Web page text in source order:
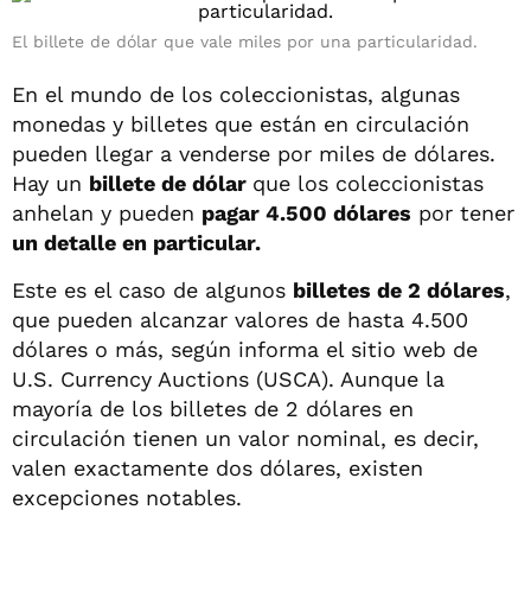
El billete de dólar que vale miles por una particularidad.
En el mundo de los coleccionistas, algunas
monedas y billetes que están en circulación
pueden llegar a venderse por miles de dólares.
Hay un billete de dólar que los coleccionistas
anhelan y pueden pagar 4.500 dólares por tener
un detalle en particular.
Este es el caso de algunos billetes de 2 dólares,
que pueden alcanzar valores de hasta 4.500
dólares o más, según informa el sitio web de
U.S. Currency Auctions (USCA). Aunque la
mayoría de los billetes de 2 dólares en
circulación tienen un valor nominal, es decir,
valen exactamente dos dólares, existen
excepciones notables.